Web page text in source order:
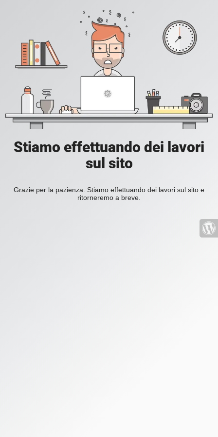
Stiamo effettuando dei lavori
sul sito
Grazie per la pazienza. Stiamo effettuando dei lavori sul sito e
ritorneremo a breve.